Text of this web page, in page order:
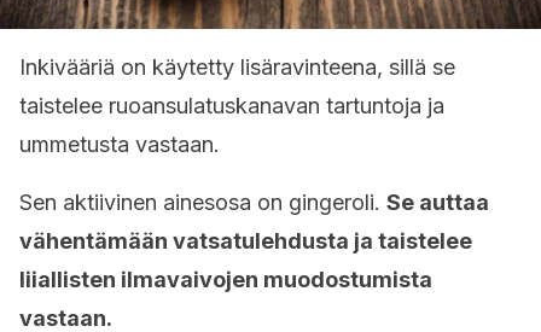
Inkivääriä on käytetty lisäravinteena, sillä se
taistelee ruoansulatuskanavan tartuntoja ja
ummetusta vastaan.
Sen aktiivinen ainesosa on gingeroli. Se auttaa
vähentämään vatsatulehdusta ja taistelee
liiallisten ilmavaivojen muodostumista
vastaan.